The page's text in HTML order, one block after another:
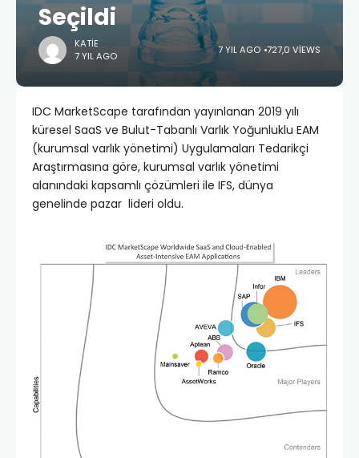
Seçildi
KATIE
7 YIL AGO
7 YIL AGO 727,0 VIEWS
IDC MarketScape tarafından yayınlanan 2019 yılı
küresel SaaS ve Bulut-Tabanlı Varlık Yoğunluklu EAM
(kurumsal varlık yönetimi) Uygulamaları Tedarikçi
Araştırmasına göre, kurumsal varlık yönetimi
alanındaki kapsamlı çözümleri ile IFS, dünya
genelinde pazar lideri oldu.